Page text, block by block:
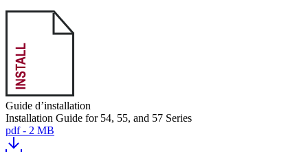
Guide d’installation
Installation Guide for 54, 55, and 57 Series
pdf - 2 MB